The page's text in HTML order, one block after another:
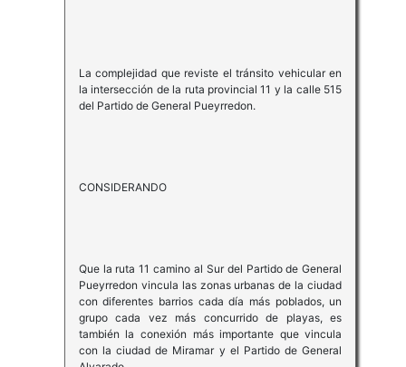
La complejidad que reviste el tránsito vehicular en
la intersección de la ruta provincial 11 y la calle 515
del Partido de General Pueyrredon.
CONSIDERANDO
Que la ruta 11 camino al Sur del Partido de General
Pueyrredon vincula las zonas urbanas de la ciudad
con diferentes barrios cada día más poblados, un
grupo cada vez más concurrido de playas, es
también la conexión más importante que vincula
con la ciudad de Miramar y el Partido de General